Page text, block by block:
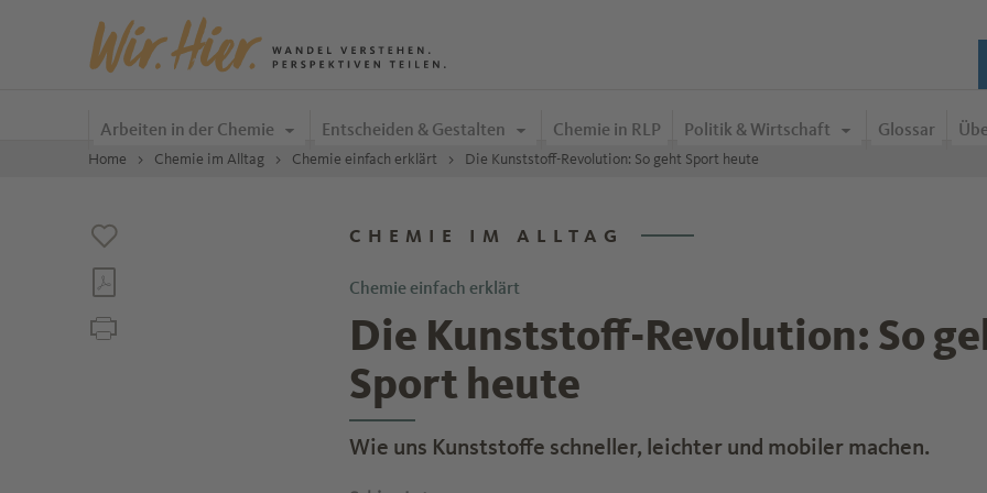
Zum Inhalt springen
Arbeiten in der Chemie Entscheiden & Gestalten Chemie in RLP Politik & Wirtschaft Glossar
Home Chemie im Alltag Chemie einfach erklärt Die Kunststoff-Revolution: So geht Sport heute
CHEMIE IM ALLTAG
Chemie einfach erklärt
Die Kunststoff-Revolution: So
Sport heute
Wie uns Kunststoffe schneller, leichter und mobiler machen.